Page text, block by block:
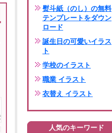
熨斗紙（のし）の無料
テンプレートをダウン
ロード
誕生日の可愛いイラス
ト
学校のイラスト
職業 イラスト
衣替え イラスト
人気のキーワード